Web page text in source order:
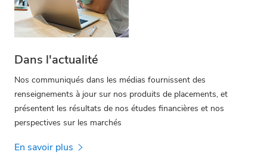
Dans l'actualité
Nos communiqués dans les médias fournissent des
renseignements à jour sur nos produits de placements, et
présentent les résultats de nos études financières et nos
perspectives sur les marchés
En savoir plus